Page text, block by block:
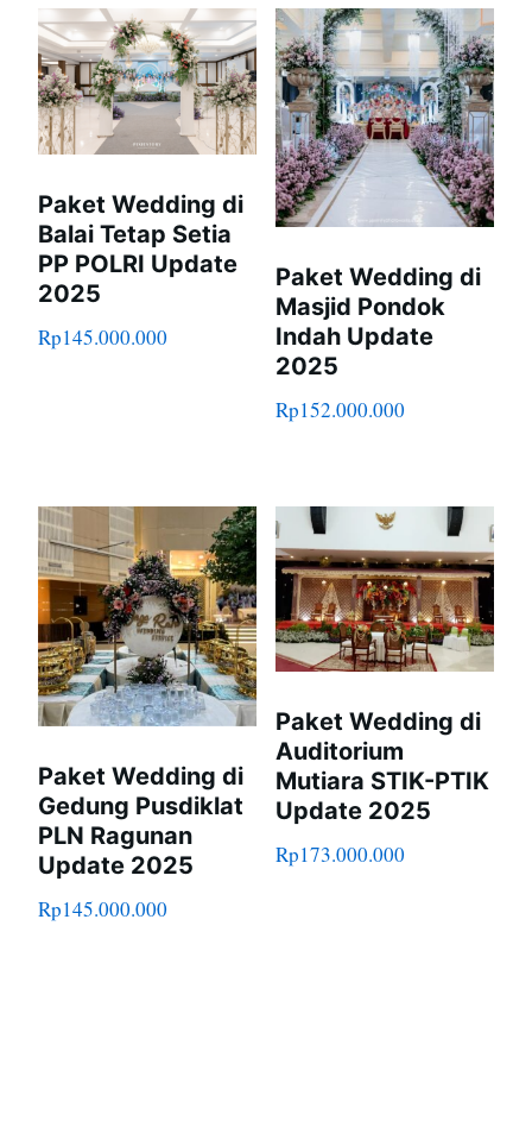
Paket Wedding di
Balai Tetap Setia
PP POLRI Update
2025
Rp145.000.000
Paket Wedding di
Masjid Pondok
Indah Update
2025
Rp152.000.000
Paket Wedding di
Gedung Pusdiklat
PLN Ragunan
Update 2025
Rp145.000.000
Paket Wedding di
Auditorium
Mutiara STIK-PTIK
Update 2025
Rp173.000.000